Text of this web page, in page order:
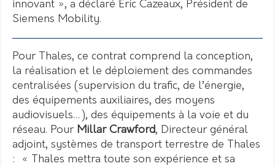
innovant », a déclaré Eric Cazeaux, Président de
Siemens Mobility.
Pour Thales, ce contrat comprend la conception,
la réalisation et le déploiement des commandes
centralisées (supervision du trafic, de l’énergie,
des équipements auxiliaires, des moyens
audiovisuels…), des équipements à la voie et du
réseau. Pour Millar Crawford, Directeur général
adjoint, systèmes de transport terrestre de Thales
: « Thales mettra toute son expérience et sa